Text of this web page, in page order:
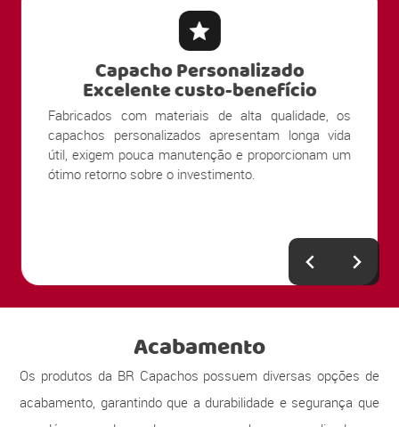
Capacho Personalizado
Excelente custo-benefício
Fabricados com materiais de alta qualidade, os
capachos personalizados apresentam longa vida
útil, exigem pouca manutenção e proporcionam um
ótimo retorno sobre o investimento.
Acabamento
Os produtos da BR Capachos possuem diversas opções de
acabamento, garantindo que a durabilidade e segurança que